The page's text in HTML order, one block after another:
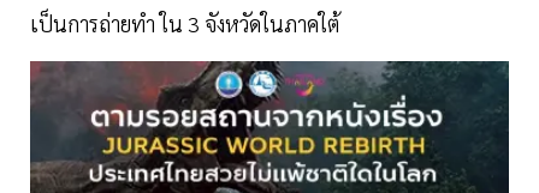
เป็นการถ่ายทำ ใน 3 จังหวัดในภาคใต้